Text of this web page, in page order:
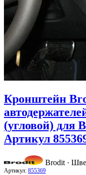
Кронштейн
(угловой) для
Артикул
Brodit ·
Артикул: 855369